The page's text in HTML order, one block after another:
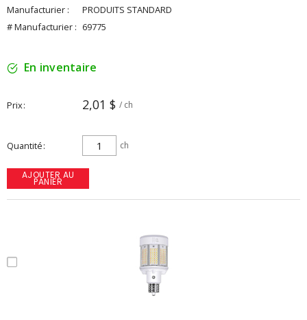
Manufacturier :
PRODUITS STANDARD
# Manufacturier : 69775
En inventaire
Prix 2,01 $ / ch
Quantité ch
AJOUTER AU
PANIER